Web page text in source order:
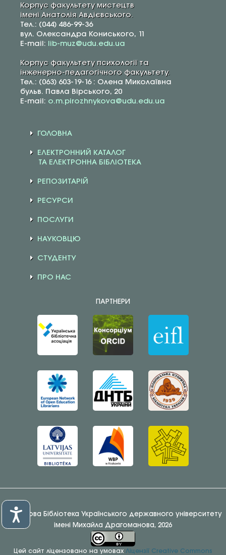
Корпус факультету мистецтв
імені Анатолія Авдієвського.
Тел.: (044) 486-99-36
вул. Олександра Кониського, 11
E-mail:
lib-muz@udu.edu.ua
Корпус факультету психології та
інженерно-педагогічного факультету.
Тел.: (063) 603-19-16 : Олена Миколаївна
бульв. Павла Вірського, 20
E-mail: o.m.pirozhnykova@udu.edu.ua
ГОЛОВНА
ЕЛЕКТРОННИЙ КАТАЛОГ
ТА ЕЛЕКТРОННА БІБЛІОТЕКА
РЕПОЗИТАРІЙ
РЕСУРСИ
ПОСЛУГИ
НАУКОВЦЮ
СТУДЕНТУ
ПРО НАС
ПАРТНЕРИ
© Наукова Бібліотека Українського державного університету
імені Михайла Драгоманова, 2026
Цей сайт ліцензовано на умовах Ліцензії Creative Commons